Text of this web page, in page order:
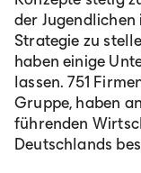
der Jugendlichen
Strategie zu
haben einige
lassen. 751
Gruppe, haben
führenden
Deutschlands